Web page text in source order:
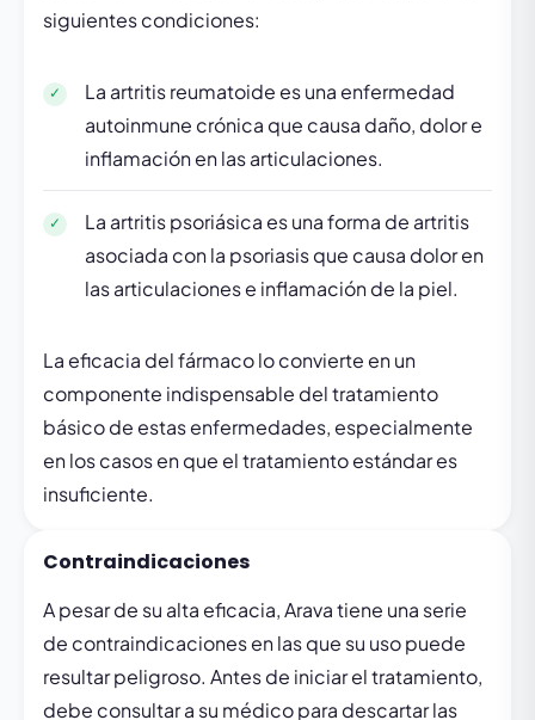
siguientes condiciones:
La artritis reumatoide es una enfermedad
autoinmune crónica que causa daño, dolor e
inflamación en las articulaciones.
La artritis psoriásica es una forma de artritis
asociada con la psoriasis que causa dolor en
las articulaciones e inflamación de la piel.
La eficacia del fármaco lo convierte en un
componente indispensable del tratamiento
básico de estas enfermedades, especialmente
en los casos en que el tratamiento estándar es
insuficiente.
Contraindicaciones
A pesar de su alta eficacia, Arava tiene una serie
de contraindicaciones en las que su uso puede
resultar peligroso. Antes de iniciar el tratamiento,
debe consultar a su médico para descartar las